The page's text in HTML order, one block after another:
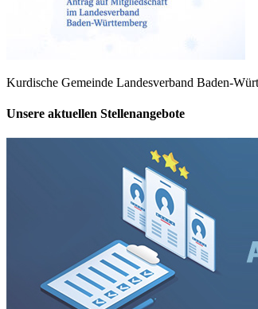
Kurdische Gemeinde Landesverband Baden-
Unsere aktuellen Stellenangebote